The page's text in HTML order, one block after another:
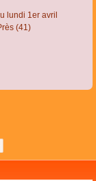
lundi 1er avril
(41)